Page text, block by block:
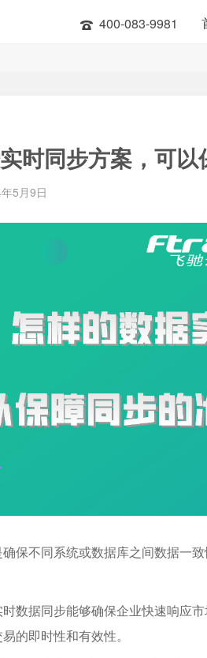
400-083-9981
时同步方案，可
5月9日
确保不同系统或数据库之间数据一
数据同步能够确保企业快速响应
的即时性和有效性。